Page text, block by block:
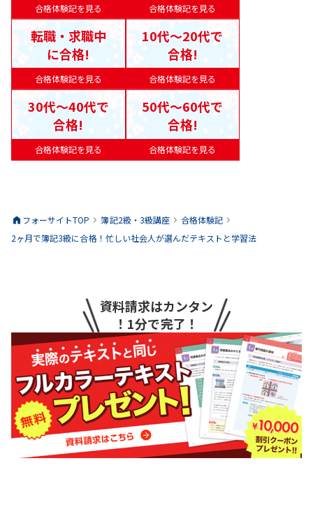
合格体験記を見る 合格体験記を見る
合格体験記を見る
転職・求職中
に合格!
合格体験記を見る
10代〜20代で
合格!
合格体験記を見る
30代〜40代で
合格!
合格体験記を見る
50代〜60代で
合格!
フォーサイトTOP 簿記2級・3級講座
合格体験記
2ヶ月で簿記3級に合格！忙しい社会人が選んだテキストと学習法
資料請求はカンタン
！1分で完了！